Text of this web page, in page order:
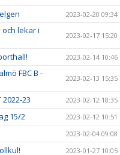
2023-02-20 09:34
lekar i
2023-02-17 15:20
2023-02-14 10:46
FBC B -
2023-02-13 15:35
2022-23 2023-02-12 18:35
15/2 2023-02-12 10:51
2023-02-04 09:08
2023-01-27 10:05